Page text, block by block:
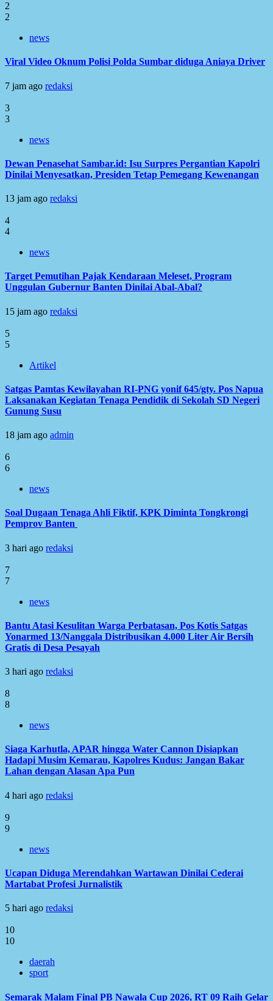
2
2
news
Viral Video Oknum Polisi Polda Sumbar diduga Aniaya Driver
7 jam ago redaksi
3
3
news
Dewan Penasehat Sambar.id: Isu Surpres Pergantian Kapolri
Dinilai Menyesatkan, Presiden Tetap Pemegang Kewenangan
13 jam ago redaksi
4
4
news
Target Pemutihan Pajak Kendaraan Meleset, Program
Unggulan Gubernur Banten Dinilai Abal-Abal?
15 jam ago redaksi
5
5
Artikel
Satgas Pamtas Kewilayahan RI-PNG yonif 645/gty. Pos Napua
Laksanakan Kegiatan Tenaga Pendidik di Sekolah SD Negeri
Gunung Susu
18 jam ago admin
6
6
news
Soal Dugaan Tenaga Ahli Fiktif, KPK Diminta Tongkrongi
Pemprov Banten
3 hari ago redaksi
7
7
news
Bantu Atasi Kesulitan Warga Perbatasan, Pos Kotis Satgas
Yonarmed 13/Nanggala Distribusikan 4.000 Liter Air Bersih
Gratis di Desa Pesayah
3 hari ago redaksi
8
8
news
Siaga Karhutla, APAR hingga Water Cannon Disiapkan
Hadapi Musim Kemarau, Kapolres Kudus: Jangan Bakar
Lahan dengan Alasan Apa Pun
4 hari ago redaksi
9
9
news
Ucapan Diduga Merendahkan Wartawan Dinilai Cederai
Martabat Profesi Jurnalistik
5 hari ago redaksi
10
10
daerah
sport
Semarak Malam Final PB Nawala Cup 2026, RT 09 Raih Gelar